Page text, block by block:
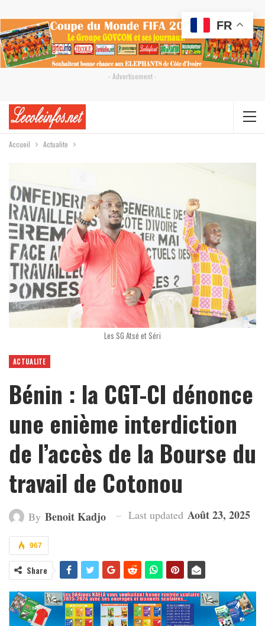
- Advertisement -
Accueil Actualite
Les SG Atsé et Séri
ACTUALITE
Bénin : la CGT-CI dénonce
une enième interdiction
de l’accès de la Bourse du
travail de Cotonou
By Benoit Kadjo Last updated Août 23, 2025
967
Share
FR